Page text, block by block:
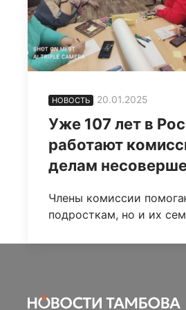
НОВОСТЬ 20.01.2025
Уже 107 лет в
работают
делам
Члены комиссии
подросткам, но и их